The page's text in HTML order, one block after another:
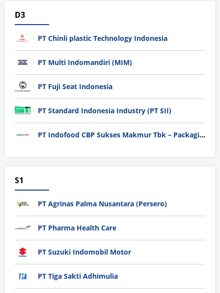
D3
PT Chinli plastic Technology Indonesia
PT Multi Indomandiri (MIM)
PT Fuji Seat Indonesia
PT Standard Indonesia Industry (PT SII)
PT Indofood CBP Sukses Makmur Tbk – Packaging Division
S1
PT Agrinas Palma Nusantara (Persero)
PT Pharma Health Care
PT Suzuki Indomobil Motor
PT Tiga Sakti Adhimulia